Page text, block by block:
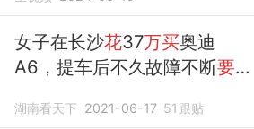
女子在长沙花37万买奥迪
A6，提车后不久故障不断要求
湖南看天下 2021-06-17 51 跟贴